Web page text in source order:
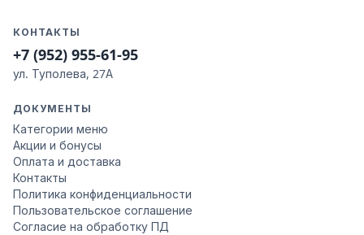
КОНТАКТЫ
+7 (952) 955-61-95
ул. Туполева, 27А
ДОКУМЕНТЫ
Категории меню
Акции и бонусы
Оплата и доставка
Контакты
Политика конфиденциальности
Пользовательское соглашение
Согласие на обработку ПД